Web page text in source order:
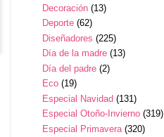
Decoración (13)
Deporte (62)
Diseñadores (225)
Día de la madre (13)
Día del padre (2)
Eco (19)
Especial Navidad (131)
Especial Otoño-Invierno (319)
Especial Primavera (320)